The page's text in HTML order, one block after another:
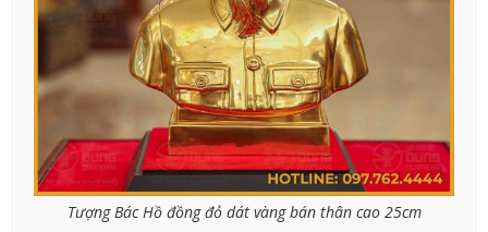
Tượng Bác Hồ đồng đỏ dát vàng bán thân cao 25cm